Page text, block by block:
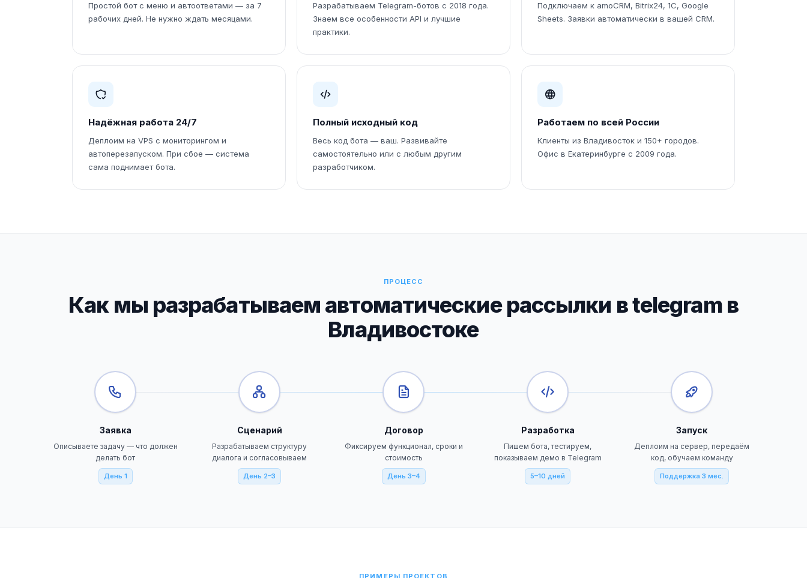
Простой бот с меню и автоответами — за 7
рабочих дней. Не нужно ждать месяцами.
Разрабатываем Telegram-ботов с 2018 года.
Знаем все особенности API и лучшие
практики.
Подключаем к amoCRM, Bitrix24, 1С, Google
Sheets. Заявки автоматически в вашей CRM.
Надёжная работа 24/7
Деплоим на VPS с мониторингом и
автоперезапуском. При сбое — система
сама поднимает бота.
Полный исходный код
Весь код бота — ваш. Развивайте
самостоятельно или с любым другим
разработчиком.
Работаем по всей России
Клиенты из Владивосток и 150+ городов.
Офис в Екатеринбурге с 2009 года.
ПРОЦЕСС
Как мы разрабатываем автоматические рассылки в telegram в
Владивостоке
Заявка
Описываете задачу — что должен
делать бот
День 1
Сценарий
Разрабатываем структуру
диалога и согласовываем
День 2–3
Договор
Фиксируем функционал, сроки и
стоимость
День 3–4
Разработка
Пишем бота, тестируем,
показываем демо в Telegram
5–10 дней
Запуск
Деплоим на сервер, передаём
код, обучаем команду
Поддержка 3 мес.
ПРИМЕРЫ ПРОЕКТОВ